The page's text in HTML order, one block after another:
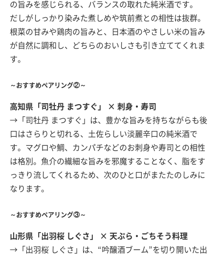
の旨みを感じられる、バランスの取れた純米酒です。
だしがしっかり染みた煮しめや筑前煮との相性は抜群。
根菜の甘みや鶏肉の旨みと、日本酒のやさしい米の旨み
が自然に調和し、どちらのおいしさも引き立ててくれま
す。
～おすすめペアリング②～
高知県「司牡丹 まつすぐ」 × 刺身・寿司
→「司牡丹 まつすぐ」は、豊かな旨みを持ちながらも後
口はさらりと切れる、土佐らしい淡麗辛口の純米酒で
す。マグロや鯛、カンパチなどのお刺身や寿司との相性
は格別。魚介の繊細な旨みを邪魔することなく、脂をす
っきり流してくれるため、次のひと口がまたたのしみに
なります。
～おすすめペアリング③～
山形県「出羽桜 しぐさ」 × 天ぷら・ごちそう料理
→「出羽桜 しぐさ」は、“吟醸酒ブーム”を切り開いた出